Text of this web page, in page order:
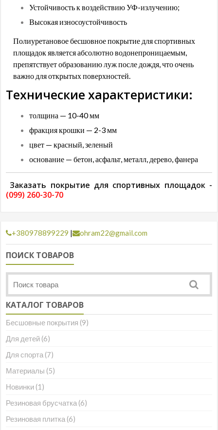
Устойчивость к воздействию УФ-излучению;
Высокая износоустойчивость
Полиуретановое бесшовное покрытие для спортивных
площадок является абсолютно водонепроницаемым,
препятствует образованию луж после дождя, что очень
важно для открытых поверхностей.
Технические характеристики:
толщина — 10-40 мм
фракция крошки — 2-3 мм
цвет — красный, зеленый
основание — бетон, асфальт, металл, дерево, фанера
Заказать покрытие для спортивных площадок -
(099) 260-30-70
+380978899229 | ohram22@gmail.com
ПОИСК ТОВАРОВ
КАТАЛОГ ТОВАРОВ
Бесшовные покрытия (9)
Для детей (6)
Для спорта (7)
Материалы (5)
Новинки (1)
Резиновая брусчатка (6)
Резиновая плитка (6)